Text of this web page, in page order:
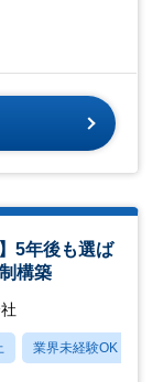
5年後も選ば
構築
業界未経験OK